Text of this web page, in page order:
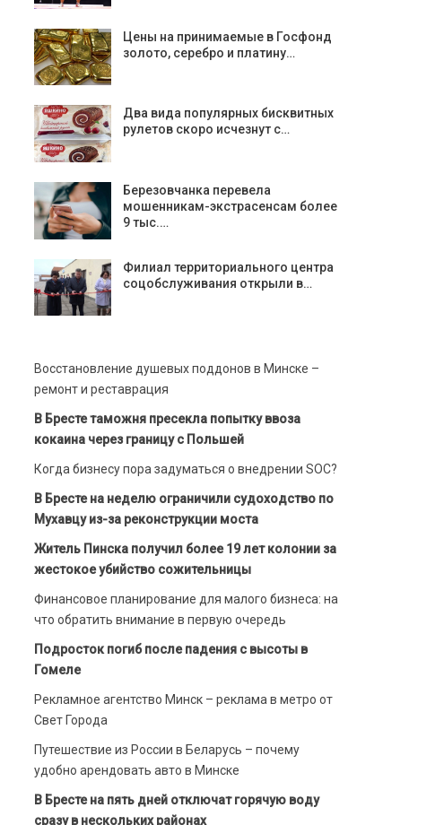
Цены на принимаемые в Госфонд
золото, серебро и платину…
Два вида популярных бисквитных
рулетов скоро исчезнут с…
Березовчанка перевела
мошенникам-экстрасенсам более
9 тыс.…
Филиал территориального центра
соцобслуживания открыли в…
Восстановление душевых поддонов в Минске –
ремонт и реставрация
В Бресте таможня пресекла попытку ввоза
кокаина через границу с Польшей
Когда бизнесу пора задуматься о внедрении SOC?
В Бресте на неделю ограничили судоходство по
Мухавцу из-за реконструкции моста
Житель Пинска получил более 19 лет колонии за
жестокое убийство сожительницы
Финансовое планирование для малого бизнеса: на
что обратить внимание в первую очередь
Подросток погиб после падения с высоты в
Гомеле
Рекламное агентство Минск – реклама в метро от
Свет Города
Путешествие из России в Беларусь – почему
удобно арендовать авто в Минске
В Бресте на пять дней отключат горячую воду
сразу в нескольких районах